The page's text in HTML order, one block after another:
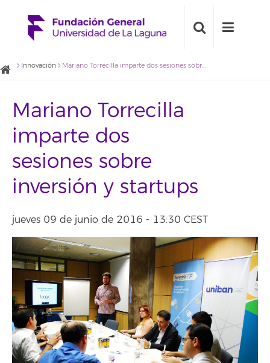
Innovación Mariano Torrecilla imparte dos sesiones sobre inversión y startups
Mariano Torrecilla
imparte dos
sesiones sobre
inversión y startups
jueves 09 de junio de 2016 - 13:30 CEST